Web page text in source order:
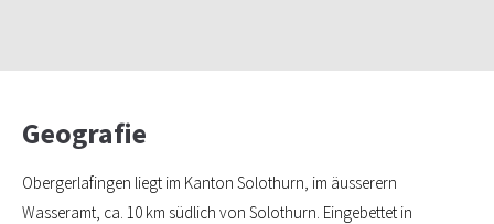
Geografie
Obergerlafingen liegt im Kanton Solothurn, im äusserern
Wasseramt, ca. 10 km südlich von Solothurn. Eingebettet in